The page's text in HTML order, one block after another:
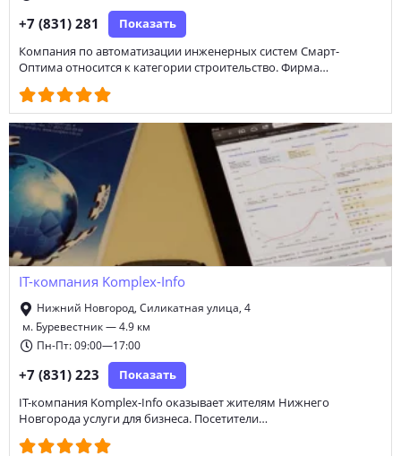
+7 (831) 281 Показать
Компания по автоматизации инженерных систем Смарт-
Оптима относится к категории строительство. Фирма…
IT-компания Komplex-Info
Нижний Новгород, Силикатная улица, 4
м. Буревестник — 4.9 км
Пн-Пт: 09:00—17:00
+7 (831) 223 Показать
IT-компания Komplex-Info оказывает жителям Нижнего
Новгорода услуги для бизнеса. Посетители…